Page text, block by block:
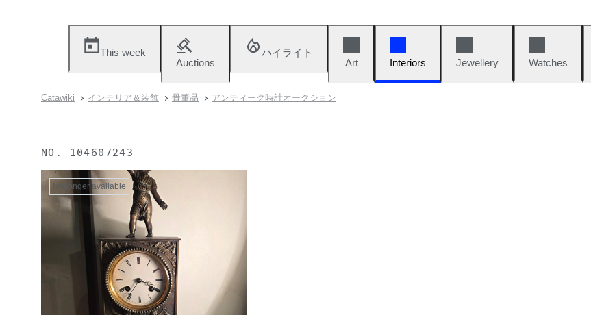
This week
Auctions
ハイライト
Art
Interiors Jewellery Watches
Catawiki インテリア＆装飾 骨董品 アンティーク時計オークション
NO. 104607243
No longer available